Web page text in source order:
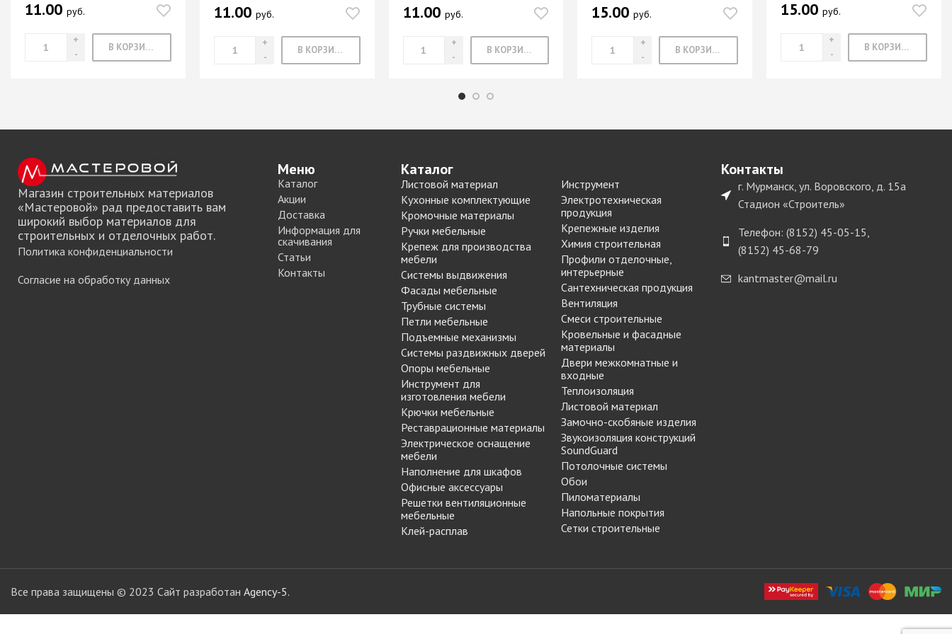
Подъемные механизмы
Система шкафа-купе
Система шкафа-купе
SKS Турция
легкая пластиковая
+ еще 0 категории
Опоры цокольные
Черон
производства
Сверла для прсадочных
станков
Столярные инструменты
Фрезы по дереву
Крючки мебельные
Реставрационные
материалы
ВОСК МЕБЕЛЬНЫЙ
МЯГКИЙ
ВОСК МЕБЕЛЬНЫЙ
ТВЕРДЫЙ
ЖИДКАЯ КОЖА
ЛАК РЕСТАВРАЦИОННЫЙ
МАРКЕР МЕБЕЛЬНЫЙ
РЕСТАВРАЦИОННЫЕ
ИНСТРУМЕНТЫ
ШТРИХ МЕБЕЛЬНЫЙ
Электрическое
оснащение мебели
Освещение для мебели
Наполнение для
Замки мебельные
Корзины Kessebohmer
Пантографы
Полоки сетчатые,
обувные механизмы
Штанги выдвижные,
брючницы
Решетки
вентиляционные
мебельные
11.00 руб.
В КОРЗИНУ
11.00 руб.
В КОРЗИНУ
11.00 руб.
В КОРЗИНУ
15.00руб.
В КОРЗИНУ
15.00руб.
В КОРЗИНУ
Магазин строительных материалов
«Мастеровой» рад предоставить вам
широкий выбор материалов для
строительных и отделочных работ.
Политика конфиденциальности
Согласие на обработку данных
Меню
Каталог
Акции
Доставка
Информация для
скачивания
Статьи
Контакты
Каталог
Листовой материал
Кухонные комплектующие
Кромочные материалы
Ручки мебельные
Крепеж для производства
мебели
Системы выдвижения
Фасады мебельные
Трубные системы
Петли мебельные
Подъемные механизмы
Системы раздвижных дверей
Опоры мебельные
Инструмент для
изготовления мебели
Крючки мебельные
Реставрационные материалы
Электрическое оснащение
мебели
Наполнение для шкафов
Офисные аксессуары
Решетки вентиляционные
мебельные
Клей-расплав
Инструмент
Электротехническая
продукция
Крепежные изделия
Химия строительная
Профили отделочные,
интерьерные
Сантехническая продукция
Вентиляция
Смеси строительные
Кровельные и фасадные
материалы
Двери межкомнатные и
входные
Теплоизоляция
Листовой материал
Замочно-скобяные изделия
Звукоизоляция конструкций
SoundGuard
Потолочные системы
Обои
Пиломатериалы
Напольные покрытия
Сетки строительные
Контакты
г. Мурманск, ул. Воровского, д. 15а
Стадион «Строитель»
Телефон: (8152) 45-05-15,
(8152) 45-68-79
kantmaster@mail.ru
Все права защищены © 2023 Сайт разработан Agency-5.